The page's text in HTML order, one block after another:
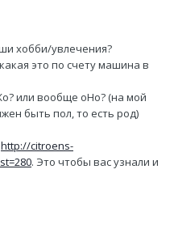
хобби/увлечения?
это по счету машина в
или вообще оНо? (на мой
быть пол, то есть род)
http://citroens-
. Это чтобы вас узнали и